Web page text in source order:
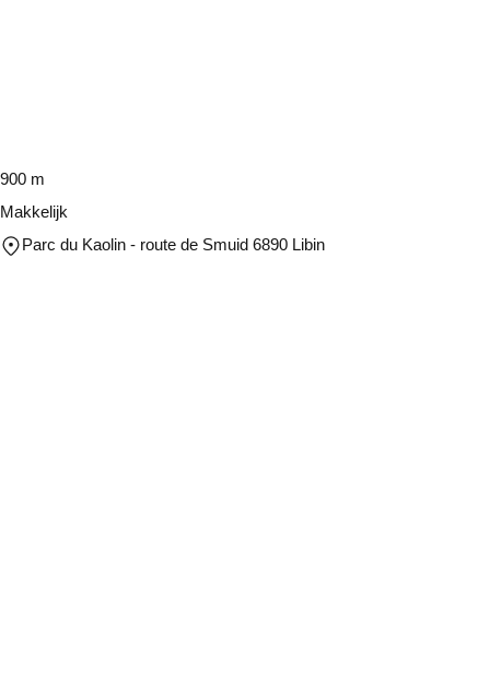
900 m
Makkelijk
Parc du Kaolin - route de Smuid 6890 Libin